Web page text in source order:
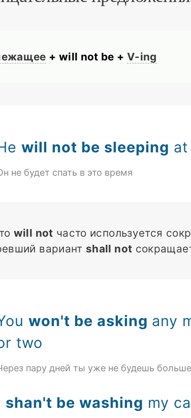
+ will not be + V-ing
will not be sleeping
не будет спать в это время
will not часто используется
вариант shall not
won't be asking any
two
пару дней ты уже не будешь
shan't be washing my